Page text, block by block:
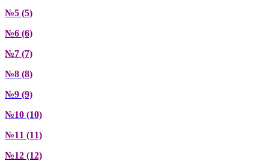
№5 (5)
№6 (6)
№7 (7)
№8 (8)
№9 (9)
№10 (10)
№11 (11)
№12 (12)